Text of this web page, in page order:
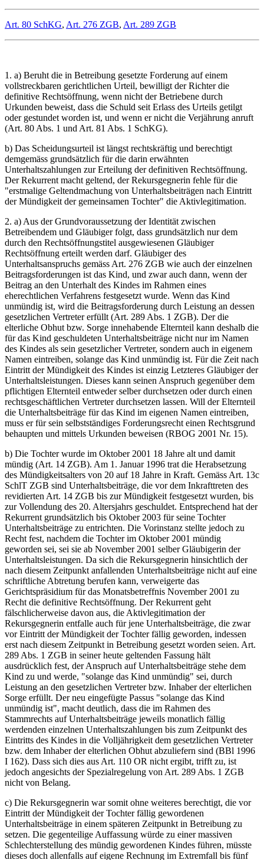
Art. 80 SchKG, Art. 276 ZGB, Art. 289 ZGB
1. a) Beruht die in Betreibung gesetzte Forderung auf einem
vollstreckbaren gerichtlichen Urteil, bewilligt der Richter die
definitive Rechtsöffnung, wenn nicht der Betriebene durch
Urkunden beweist, dass die Schuld seit Erlass des Urteils getilgt
oder gestundet worden ist, und wenn er nicht die Verjährung anruft
(Art. 80 Abs. 1 und Art. 81 Abs. 1 SchKG).
b) Das Scheidungsurteil ist längst rechtskräftig und berechtigt
demgemäss grundsätzlich für die darin erwähnten
Unterhaltszahlungen zur Erteilung der definitiven Rechtsöffnung.
Der Rekurrent macht geltend, der Rekursgegnerin fehle für die
"erstmalige Geltendmachung von Unterhaltsbeiträgen nach Eintritt
der Mündigkeit der gemeinsamen Tochter" die Aktivlegitimation.
2. a) Aus der Grundvoraussetzung der Identität zwischen
Betreibendem und Gläubiger folgt, dass grundsätzlich nur dem
durch den Rechtsöffnungstitel ausgewiesenen Gläubiger
Rechtsöffnung erteilt werden darf. Gläubiger des
Unterhaltsanspruchs gemäss Art. 276 ZGB wie auch der einzelnen
Beitragsforderungen ist das Kind, und zwar auch dann, wenn der
Beitrag an den Unterhalt des Kindes im Rahmen eines
eherechtlichen Verfahrens festgesetzt wurde. Wenn das Kind
unmündig ist, wird die Beitragsforderung durch Leistung an dessen
gesetzlichen Vertreter erfüllt (Art. 289 Abs. 1 ZGB). Der die
elterliche Obhut bzw. Sorge innehabende Elternteil kann deshalb die
für das Kind geschuldeten Unterhaltsbeiträge nicht nur im Namen
des Kindes als sein gesetzlicher Vertreter, sondern auch in eigenem
Namen eintreiben, solange das Kind unmündig ist. Für die Zeit nach
Eintritt der Mündigkeit des Kindes ist einzig Letzteres Gläubiger der
Unterhaltsleistungen. Dieses kann seinen Anspruch gegenüber dem
pflichtigen Elternteil entweder selber durchsetzen oder durch einen
rechtsgeschäftlichen Vertreter durchsetzen lassen. Will der Elternteil
die Unterhaltsbeiträge für das Kind im eigenen Namen eintreiben,
muss er für sein selbstständiges Forderungsrecht einen Rechtsgrund
behaupten und mittels Urkunden beweisen (RBOG 2001 Nr. 15).
b) Die Tochter wurde im Oktober 2001 18 Jahre alt und damit
mündig (Art. 14 ZGB). Am 1. Januar 1996 trat die Herabsetzung
des Mündigkeitsalters von 20 auf 18 Jahre in Kraft. Gemäss Art. 13c
SchlT ZGB sind Unterhaltsbeiträge, die vor dem Inkrafttreten des
revidierten Art. 14 ZGB bis zur Mündigkeit festgesetzt wurden, bis
zur Vollendung des 20. Altersjahrs geschuldet. Entsprechend hat der
Rekurrent grundsätzlich bis Oktober 2003 für seine Tochter
Unterhaltsbeiträge zu entrichten. Die Vorinstanz stellte jedoch zu
Recht fest, nachdem die Tochter im Oktober 2001 mündig
geworden sei, sei sie ab November 2001 selber Gläubigerin der
Unterhaltsleistungen. Da sich die Rekursgegnerin hinsichtlich der
nach diesem Zeitpunkt anfallenden Unterhaltsbeiträge nicht auf eine
schriftliche Abtretung berufen kann, verweigerte das
Gerichtspräsidium für das Monatsbetreffnis November 2001 zu
Recht die definitive Rechtsöffnung. Der Rekurrent geht
fälschlicherweise davon aus, die Aktivlegitimation der
Rekursgegnerin entfalle auch für jene Unterhaltsbeiträge, die zwar
vor Eintritt der Mündigkeit der Tochter fällig geworden, indessen
erst nach diesem Zeitpunkt in Betreibung gesetzt worden seien. Art.
289 Abs. 1 ZGB in seiner heute geltenden Fassung hält
ausdrücklich fest, der Anspruch auf Unterhaltsbeiträge stehe dem
Kind zu und werde, "solange das Kind unmündig" sei, durch
Leistung an den gesetzlichen Vertreter bzw. Inhaber der elterlichen
Sorge erfüllt. Der neu eingefügte Passus "solange das Kind
unmündig ist", macht deutlich, dass die im Rahmen des
Stammrechts auf Unterhaltsbeiträge jeweils monatlich fällig
werdenden einzelnen Unterhaltszahlungen bis zum Zeitpunkt des
Eintritts des Kindes in die Volljährigkeit dem gesetzlichen Vertreter
bzw. dem Inhaber der elterlichen Obhut abzuliefern sind (BBl 1996
I 162). Dass sich dies aus Art. 110 OR nicht ergibt, trifft zu, ist
jedoch angesichts der Spezialregelung von Art. 289 Abs. 1 ZGB
nicht von Belang.
c) Die Rekursgegnerin war somit ohne weiteres berechtigt, die vor
Eintritt der Mündigkeit der Tochter fällig gewordenen
Unterhaltsbeiträge in einem späteren Zeitpunkt in Betreibung zu
setzen. Die gegenteilige Auffassung würde zu einer massiven
Schlechterstellung des mündig gewordenen Kindes führen, müsste
dieses doch allenfalls auf eigene Rechnung im Extremfall bis fünf